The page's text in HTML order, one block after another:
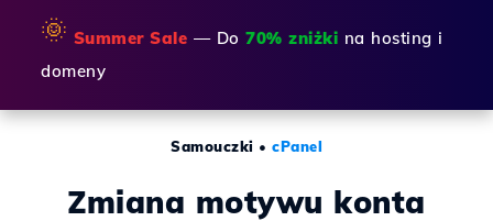
🌞 Summer Sale — Do 70% zniżki na hosting i
domeny
Samouczki • cPanel
Zmiana motywu konta